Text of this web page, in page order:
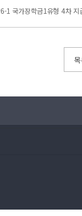
1 국가장학금1유형 4차 지